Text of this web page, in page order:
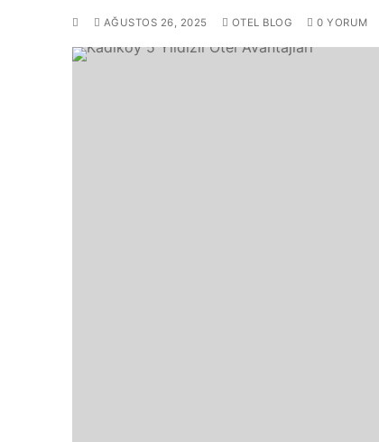
AĞUSTOS 26, 2025 OTEL BLOG 0 YORUM